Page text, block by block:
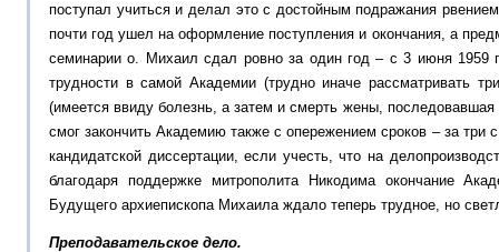
поступал учиться и делал это с достойным подражания
почти год ушел на оформление поступления и окончания, а
семинарии о. Михаил сдал ровно за один год – с 3 июня 1959
трудности в самой Академии (трудно иначе рассматривать
(имеется ввиду болезнь, а затем и смерть жены, последовавшая
смог закончить Академию также с опережением сроков – за три
кандидатской диссертации, если учесть, что на
благодаря поддержке митрополита Никодима окончание
Будущего архиепископа Михаила ждало теперь трудное, но
Преподавательское дело.